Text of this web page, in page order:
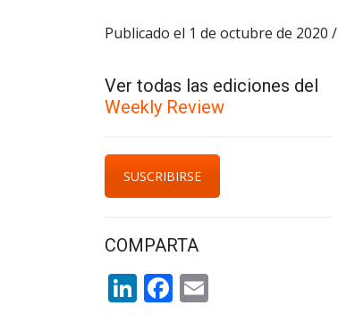
Publicado el 1 de octubre de 2020 /
Ver todas las ediciones del
Weekly Review
SUSCRIBIRSE
COMPARTA
LinkedIn
Facebook